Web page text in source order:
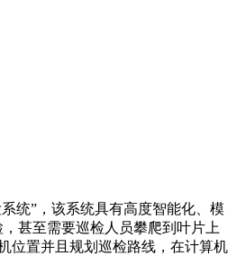
统”，该系统具有高度智能化、模
甚至需要巡检人员攀爬到叶片上
位置并且规划巡检路线，在计算机